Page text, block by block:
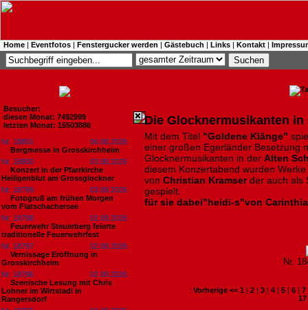
Home | Eventfotos | Fenstergucker werden | Gästebuch | Links | Kontakt |
Besucher:
diesen Monat: 7492999
letzten Monat: 15503886
Nr. 18801
06.08.2026
Bergmesse in Grosskirchheim
Nr. 18800
03.08.2026
Konzert in der Pfarrkirche
Heiligenblut am Grossglockner
Nr. 18799
03.08.2026
Fotogruß am frühen Morgen
vom Flatschachersee
Nr. 18798
02.08.2026
Feuerwehr Steuerberg feierte
traditionelle Feuerwehrfest
Nr. 18797
02.08.2026
Vernissage Eröffnung in
Grosskirchheim
Nr. 18796
02.08.2026
Szenische Lesung mit Chris
Lohner im Wirtstadl in
Rangersdorf
Die Glocknermusikanten
Mit dem Titel "Goldene Klänge"
einer großen Egerländer Besetzung
Glocknermusikanten in der Alten
diesem Konzertabend wurden Werke
von Christian Kramserder auch als
gespielt.
für sie dabei"heidi-s"von
Nr.
: Vorherige << 1 | 2 | 3 | 4 | 5 | 6 | 7
17